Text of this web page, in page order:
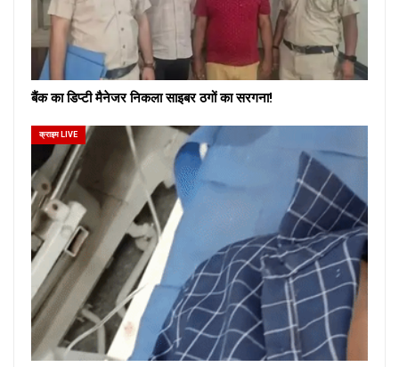
बैंक का डिप्टी मैनेजर निकला साइबर ठगों का सरगना!
क्राइम LIVE